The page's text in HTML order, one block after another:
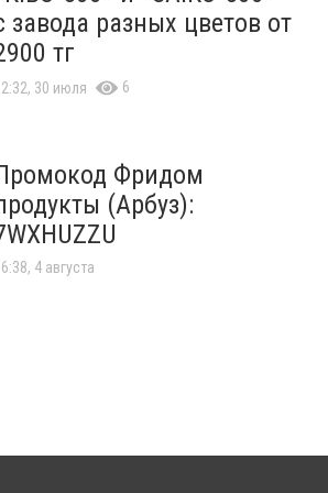
завода разных цветов от
тг
30 июля 6
Фридом
(Арбуз):
4 августа